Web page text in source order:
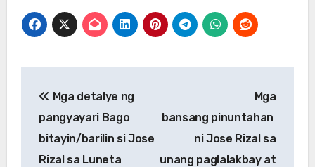
navigation
Mga detalye ng
pangyayari Bago
bitayin/barilin si Jose
Rizal sa Luneta
Mga
bansang pinuntahan
ni Jose Rizal sa
unang paglalakbay at